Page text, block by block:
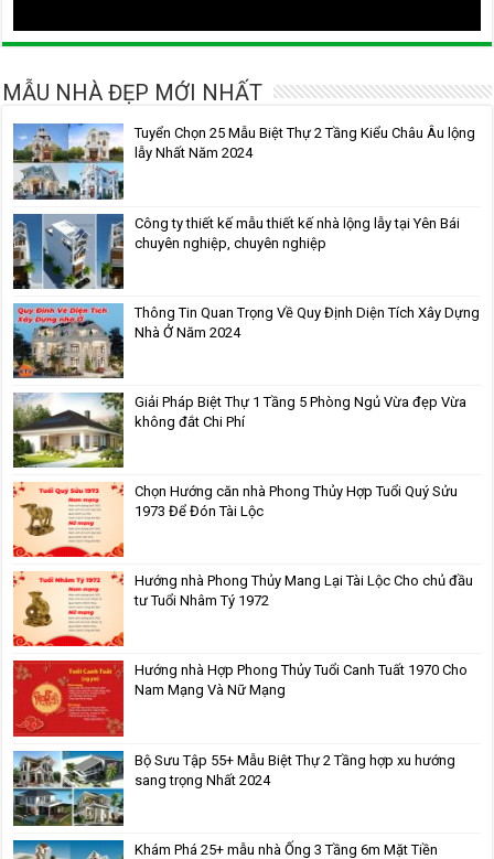
MẪU NHÀ ĐẸP MỚI NHẤT
Tuyển Chọn 25 Mẫu Biệt Thự 2 Tầng Kiểu Châu Âu lộng
lẫy Nhất Năm 2024
Công ty thiết kế mẫu thiết kế nhà lộng lẫy tại Yên Bái
chuyên nghiệp, chuyên nghiệp
Thông Tin Quan Trọng Về Quy Định Diện Tích Xây Dựng
Nhà Ở Năm 2024
Giải Pháp Biệt Thự 1 Tầng 5 Phòng Ngủ Vừa đẹp Vừa
không đắt Chi Phí
Chọn Hướng căn nhà Phong Thủy Hợp Tuổi Quý Sửu
1973 Để Đón Tài Lộc
Hướng nhà Phong Thủy Mang Lại Tài Lộc Cho chủ đầu
tư Tuổi Nhâm Tý 1972
Hướng nhà Hợp Phong Thủy Tuổi Canh Tuất 1970 Cho
Nam Mạng Và Nữ Mạng
Bộ Sưu Tập 55+ Mẫu Biệt Thự 2 Tầng hợp xu hướng
sang trọng Nhất 2024
Khám Phá 25+ mẫu nhà Ống 3 Tầng 6m Mặt Tiền